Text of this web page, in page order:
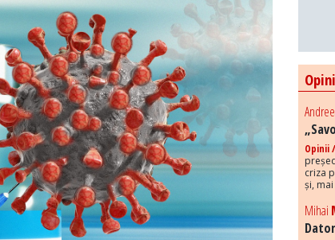
Opinii /
criza
și,
Mihai